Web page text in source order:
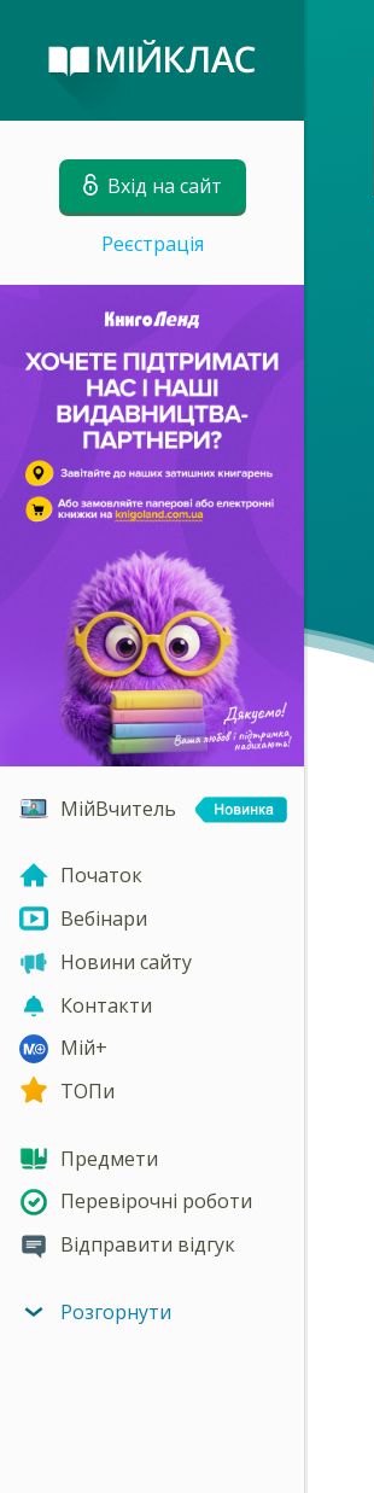
Вхід на сайт
Реєстрація
МійВчитель
Початок
Вебінари
Новини сайту
Контакти
Мій+
ТОПи
Предмети
Перевірочні роботи
Відправити відгук
Розгорнути